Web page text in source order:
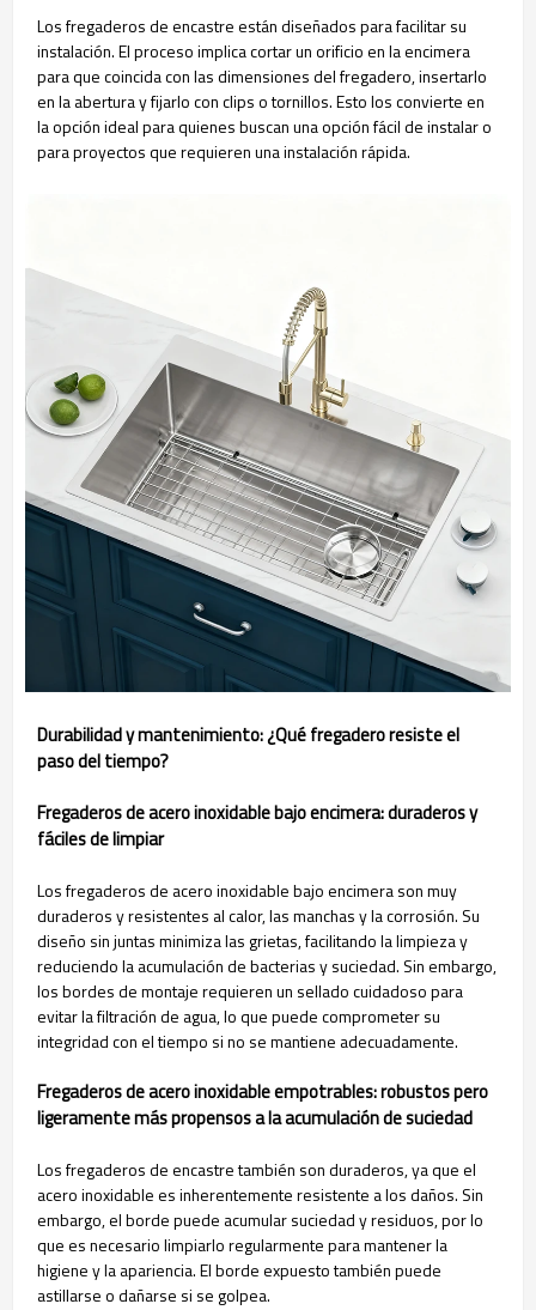
Los fregaderos de encastre están diseñados para facilitar su
instalación. El proceso implica cortar un orificio en la encimera
para que coincida con las dimensiones del fregadero, insertarlo
en la abertura y fijarlo con clips o tornillos. Esto los convierte en
la opción ideal para quienes buscan una opción fácil de instalar o
para proyectos que requieren una instalación rápida.
Durabilidad y mantenimiento: ¿Qué fregadero resiste el
paso del tiempo?
Fregaderos de acero inoxidable bajo encimera: duraderos y
fáciles de limpiar
Los fregaderos de acero inoxidable bajo encimera son muy
duraderos y resistentes al calor, las manchas y la corrosión. Su
diseño sin juntas minimiza las grietas, facilitando la limpieza y
reduciendo la acumulación de bacterias y suciedad. Sin embargo,
los bordes de montaje requieren un sellado cuidadoso para
evitar la filtración de agua, lo que puede comprometer su
integridad con el tiempo si no se mantiene adecuadamente.
Fregaderos de acero inoxidable empotrables: robustos pero
ligeramente más propensos a la acumulación de suciedad
Los fregaderos de encastre también son duraderos, ya que el
acero inoxidable es inherentemente resistente a los daños. Sin
embargo, el borde puede acumular suciedad y residuos, por lo
que es necesario limpiarlo regularmente para mantener la
higiene y la apariencia. El borde expuesto también puede
astillarse o dañarse si se golpea.